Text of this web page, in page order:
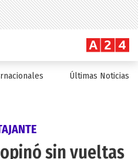
Últimas Noticias
sin vueltas